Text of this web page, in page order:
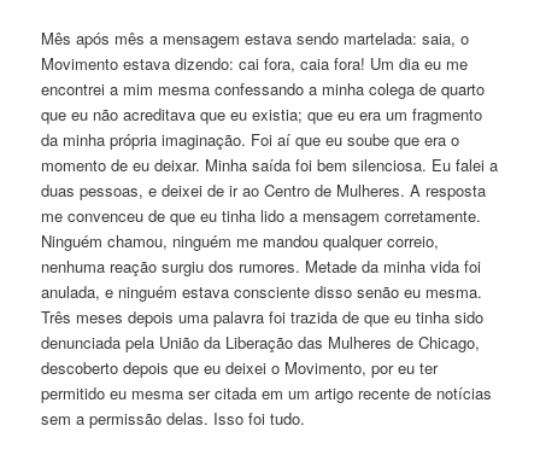
Mês após mês a mensagem estava sendo martelada: saia, o
Movimento estava dizendo: cai fora, caia fora! Um dia eu me
encontrei a mim mesma confessando a minha colega de quarto
que eu não acreditava que eu existia; que eu era um fragmento
da minha própria imaginação. Foi aí que eu soube que era o
momento de eu deixar. Minha saída foi bem silenciosa. Eu falei a
duas pessoas, e deixei de ir ao Centro de Mulheres. A resposta
me convenceu de que eu tinha lido a mensagem corretamente.
Ninguém chamou, ninguém me mandou qualquer correio,
nenhuma reação surgiu dos rumores. Metade da minha vida foi
anulada, e ninguém estava consciente disso senão eu mesma.
Três meses depois uma palavra foi trazida de que eu tinha sido
denunciada pela União da Liberação das Mulheres de Chicago,
descoberto depois que eu deixei o Movimento, por eu ter
permitido eu mesma ser citada em um artigo recente de notícias
sem a permissão delas. Isso foi tudo.